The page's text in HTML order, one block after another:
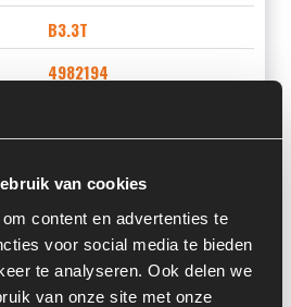
van cookies
content en advertenties te
voor social media te bieden
te analyseren. Ook delen we
van onze site met onze
B3.3T
4982194
4E3D
Ahlmann AS 900